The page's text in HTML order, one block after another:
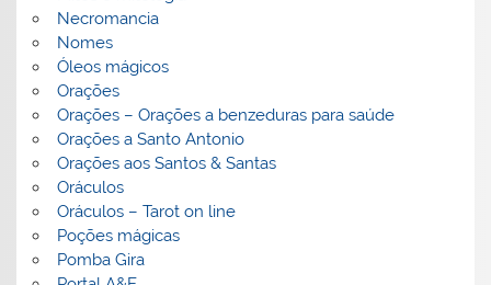
Necromancia
Nomes
Óleos mágicos
Orações
Orações – Orações a benzeduras para saúde
Orações a Santo Antonio
Orações aos Santos & Santas
Oráculos
Oráculos – Tarot on line
Poções mágicas
Pomba Gira